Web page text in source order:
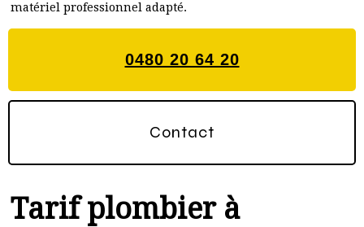
matériel professionnel adapté.
0480 20 64 20
Contact
Tarif plombier à